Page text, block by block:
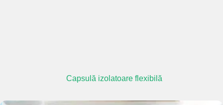
Capsulă izolatoare flexibilă